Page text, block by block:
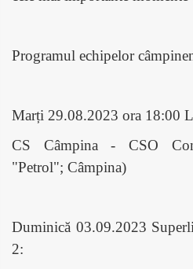
Programul echipelor
Marți 29.08.2023 ora 18:00
CS Câmpina - CSO
"Petrol"; Câmpina)
Duminică 03.09.2023
2: